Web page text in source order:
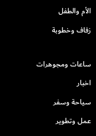
الأم والطفل
زفاف وخطوبة
ساعات ومجوهرات
اخبار
سياحة وسفر
عمل وتطوير